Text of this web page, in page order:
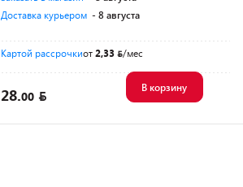
Доставка курьером - 8 августа
Картой рассрочкиот2,33 /мес
28.00
В корзину